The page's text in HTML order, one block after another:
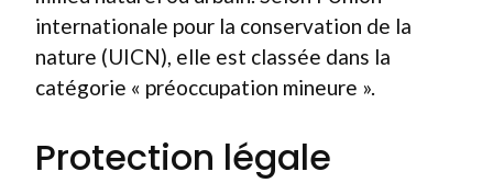
internationale pour la conservation de la
nature (UICN), elle est classée dans la
catégorie « préoccupation mineure ».
Protection légale